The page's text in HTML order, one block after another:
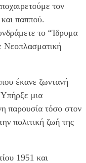
τον
παππού.
το “Ίδρυμα
Νεοπλασματική
έκανε ζωντανή
μια
παρουσία τόσο στον
πολιτική ζωή της
1951 και